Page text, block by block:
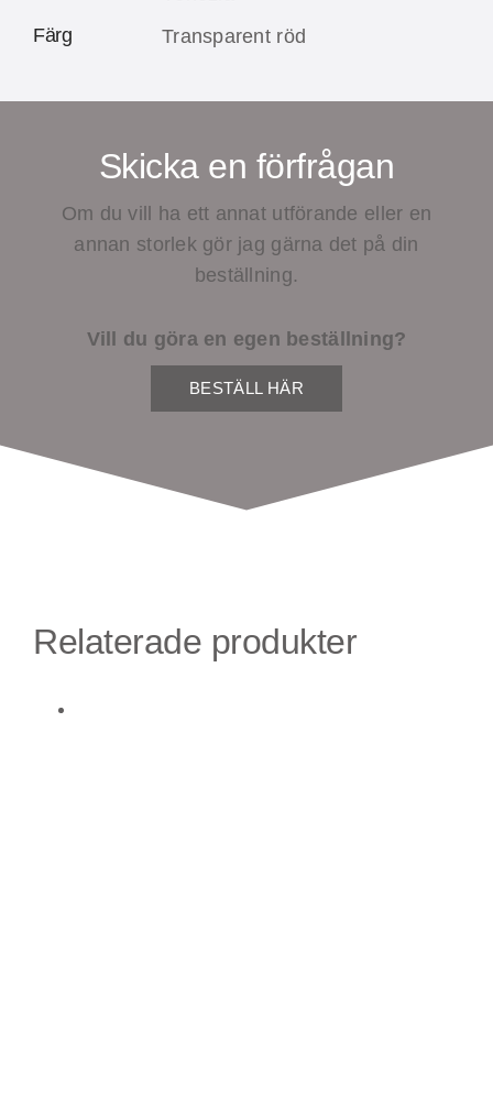
Färg
Transparent röd
Skicka en förfrågan
Om du vill ha ett annat utförande eller en
annan storlek gör jag gärna det på din
beställning.
Vill du göra en egen beställning?
BESTÄLL HÄR
Relaterade produkter